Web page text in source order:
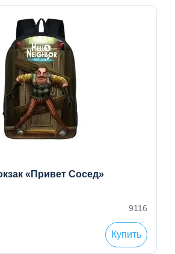
«Привет Сосед»
9116
Купить